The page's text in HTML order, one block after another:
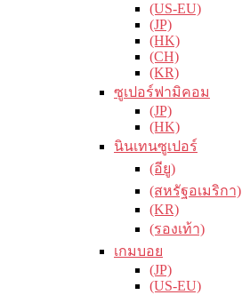
(US-EU)
(JP)
(HK)
(CH)
(KR)
ซูเปอร์ฟามิคอม
(JP)
(HK)
นินเทนซูเปอร์
(อียู)
(สหรัฐอเมริกา)
(KR)
(รองเท้า)
เกมบอย
(JP)
(US-EU)